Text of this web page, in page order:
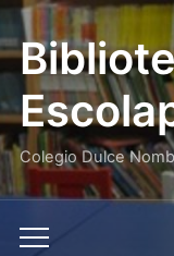
Colegio Dulce
Alternar